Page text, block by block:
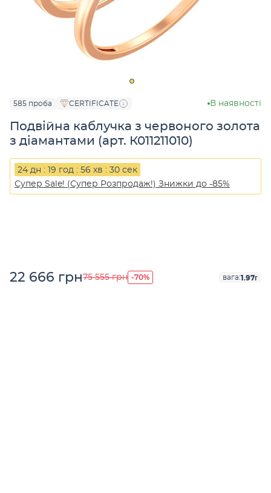
585 проба CERTIFICATE В наявності
Подвійна каблучка з червоного золота
з діамантами (арт. К011211010)
24 дн : 19 год : 56 хв : 30 сек
Супер Sale! (Супер Розпродаж!) Знижки до -85%
22 666 грн75 555 грн -70% вага:1.97г